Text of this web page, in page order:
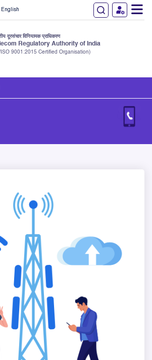
English
दूरसंचार विनियामक प्राधिकरण
Regulatory Authority of India
9001:2015 Certified Organisation)